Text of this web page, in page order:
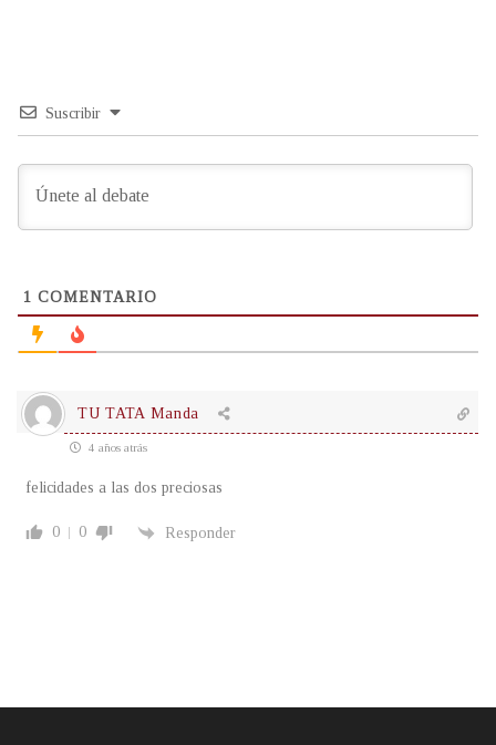
Suscribir
1 COMENTARIO
TU TATA Manda
4 años atrás
felicidades a las dos preciosas
0 0 Responder